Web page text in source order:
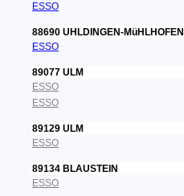
ESSO
88690 UHLDINGEN-MüHLHOFEN
ESSO
89077 ULM
ESSO
ESSO
89129 ULM
ESSO
89134 BLAUSTEIN
ESSO